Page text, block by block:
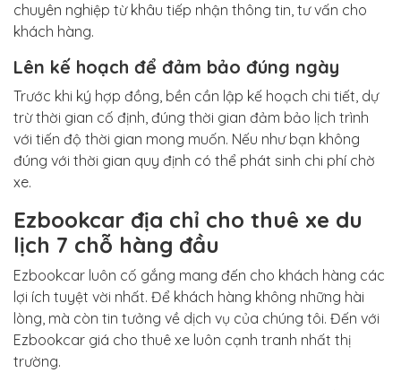
chuyên nghiệp từ khâu tiếp nhận thông tin, tư vấn cho
khách hàng.
Lên kế hoạch để đảm bảo đúng ngày
Trước khi ký hợp đồng, bền cần lập kế hoạch chi tiết, dự
trừ thời gian cố định, đúng thời gian đảm bảo lịch trình
với tiến độ thời gian mong muốn. Nếu như bạn không
đúng với thời gian quy định có thể phát sinh chi phí chờ
xe.
Ezbookcar địa chỉ cho thuê xe du
lịch 7 chỗ hàng đầu
Ezbookcar luôn cố gắng mang đến cho khách hàng các
lợi ích tuyệt vời nhất. Để khách hàng không những hài
lòng, mà còn tin tưởng về dịch vụ của chúng tôi. Đến với
Ezbookcar giá cho thuê xe luôn cạnh tranh nhất thị
trường.